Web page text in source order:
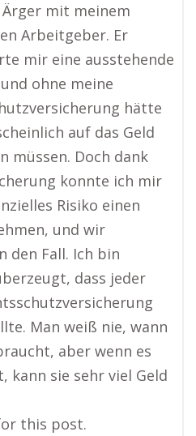
mit meinem
Arbeitgeber. Er
mir eine ausstehende
ohne meine
hätte
auf das Geld
müssen. Doch dank
konnte ich mir
Risiko einen
und wir
den Fall. Ich bin
dass jeder
Man weiß nie, wann
aber wenn es
kann sie sehr viel Geld
this post.